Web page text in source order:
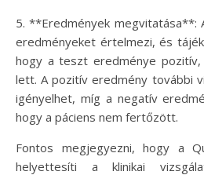
5. **Eredmények megvitatása**:
eredményeket értelmezi, és
hogy a teszt eredménye
lett. A pozitív eredmény további
igényelhet, míg a negatív
hogy a páciens nem fertőzött.
Fontos megjegyezni, hogy a
helyettesíti a klinikai